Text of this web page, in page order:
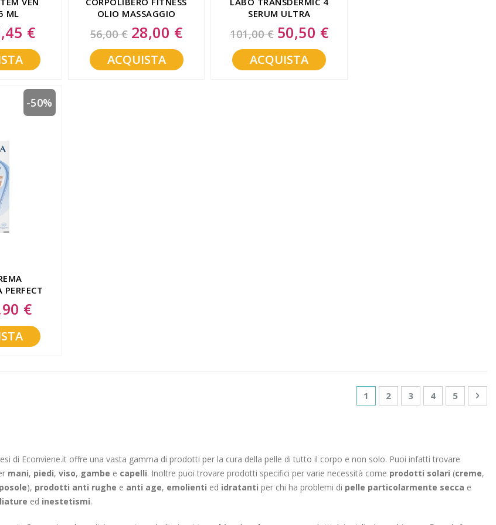
ML
€
OLIO MASSAGGIO
SECCO
56,00 € Special
Price
28,00 €
ACQUISTA
SERUM ULTRA
SCHIARENT
101,00 € Special
Price
50,50 €
ACQUISTA
AS
-50%
€
Pagina
Attualmente stai leggendo la
1 Pagina
2 Pagina
3 Pagina
4 Pagina
5
di Econviene.it offre una vasta gamma di prodotti per la cura della pelle di tutto il corpo e non solo. Puoi infatti trovare
mani, piedi, viso, gambe e capelli. Inoltre puoi trovare prodotti specifici per varie necessità come prodotti solari (creme,
), prodotti anti rughe e anti age, emolienti ed idratanti per chi ha problemi di pelle particolarmente secca e
ed inestetismi.